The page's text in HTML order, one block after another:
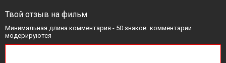
Твой отзыв на фильм
Минимальная длина комментария - 50 знаков. комментарии
модерируются